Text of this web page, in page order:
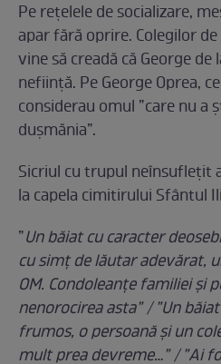
Pe rețelele de socializare,
apar fără oprire. Colegilor
vine să creadă că George
neființă. Pe George Oprea,
considerau omul ”care nu a
dușmănia”.
Sicriul cu trupul neînsuflețit
la capela cimitirului Sfântul
”Un băiat cu caracter
cu simț de lăutar adevărat,
OM. Condoleanțe familiei și
nenorocirea asta” / ”Un
frumos, o persoană și un
mult prea devreme…” / ”Ai